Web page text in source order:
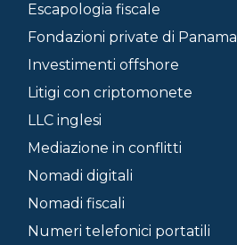
Escapologia fiscale
Fondazioni private di Panama
Investimenti offshore
Litigi con criptomonete
LLC inglesi
Mediazione in conflitti
Nomadi digitali
Nomadi fiscali
Numeri telefonici portatili